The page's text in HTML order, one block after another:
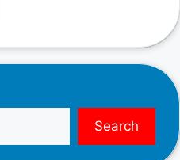
Search